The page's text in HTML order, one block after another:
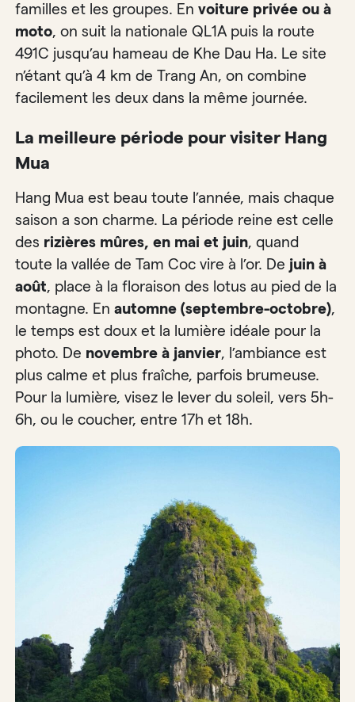
familles et les groupes. Envoiture privée ou à
moto, on suit la nationale QL1A puis la route
491C jusqu’au hameau de Khe Dau Ha. Le site
n’étant qu’à 4 km de Trang An, on combine
facilement les deux dans la même journée.
La meilleure période pour visiter Hang
Mua
Hang Mua est beau toute l’année, mais chaque
saison a son charme. La période reine est celle
des rizières mûres, en mai et juin, quand
toute la vallée de Tam Coc vire à l’or. De juin à
août, place à la floraison des lotus au pied de la
montagne. Enautomne (septembre-octobre),
le temps est doux et la lumière idéale pour la
photo. De novembre à janvier, l’ambiance est
plus calme et plus fraîche, parfois brumeuse.
Pour la lumière, visez le lever du soleil, vers 5h-
6h, ou le coucher, entre 17h et 18h.